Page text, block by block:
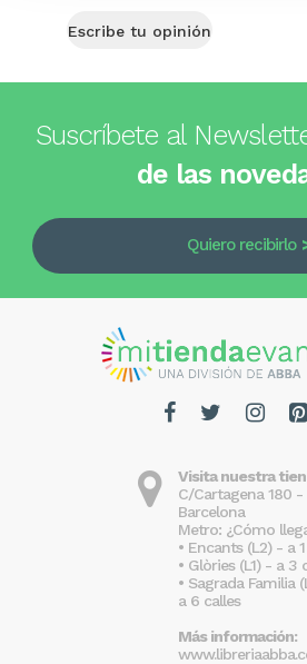
Escribe tu opinión
Suscríbete al
de las
Quiero recibirlo
Visita nuestra
C/Cartagena 180
Barcelona
Metro: ¿Cómo
• Encants (L2) - a
• Glòries (L1) - a 3
• Sagrada Familia
a 6 calles
Más información: